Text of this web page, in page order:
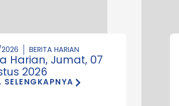
BERITA HARIAN
Harian, Jumat, 07
2026
SELENGKAPNYA